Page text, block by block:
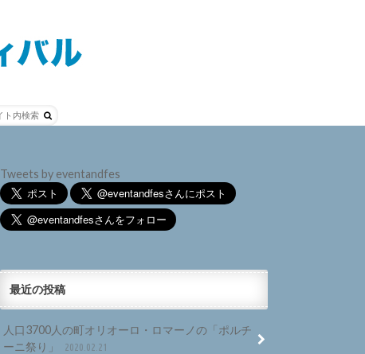
Tweets by eventandfes
最近の投稿
人口3700人の町オリオーロ・ロマーノの「ポルチ
ーニ祭り」
2020.02.21